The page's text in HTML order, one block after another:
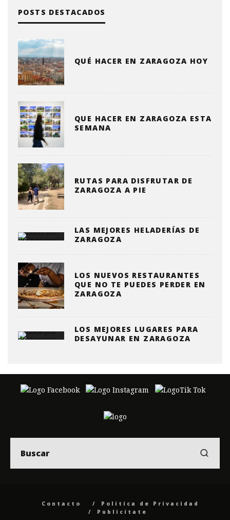
POSTS DESTACADOS
QUÉ HACER EN ZARAGOZA HOY
QUE HACER EN ZARAGOZA ESTA
SEMANA
RUTAS PARA DISFRUTAR DE
ZARAGOZA A PIE
LAS MEJORES HELADERÍAS DE
ZARAGOZA
LOS NUEVOS RESTAURANTES
QUE NO TE PUEDES PERDER EN
ZARAGOZA
LOS MEJORES LUGARES PARA
DESAYUNAR EN ZARAGOZA
Contacto
Politica de Privacidad
Publicítate